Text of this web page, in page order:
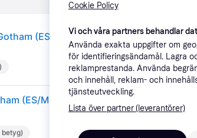
(ES/Multi in Game)
(ES/Multi in Game)
betyg)
Cookie Policy
Vi och våra partners behandlar
Använda exakta uppgifter om
för identifieringsändamål. Lagra
reklamprestanda. Använda
och innehåll, reklam- och
tjänsteutveckling.
Lista över partner (leverantörer)